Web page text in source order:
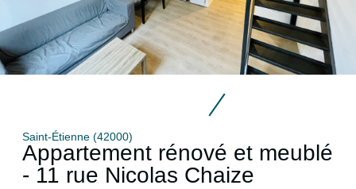
Saint-Étienne (42000)
Appartement rénové et meublé
- 11 rue Nicolas Chaize